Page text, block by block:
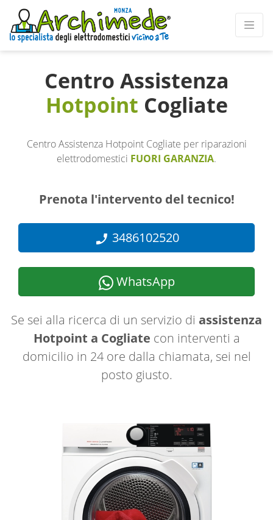
Centro Assistenza
Hotpoint Cogliate
Centro Assistenza Hotpoint Cogliate per riparazioni
elettrodomestici FUORI GARANZIA.
Prenota l'intervento del tecnico!
3486102520
WhatsApp
Se sei alla ricerca di un servizio di assistenza
Hotpoint a Cogliate con interventi a
domicilio in 24 ore dalla chiamata, sei nel
posto giusto.